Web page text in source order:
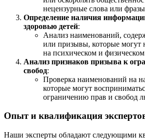
нецензурные слова или
Определение наличия
здоровью детей:
Анализ наименований,
или призывы, которые могут
на психическом и физическом
Анализ признаков призыва к
свобод:
Проверка наименований на
которые могут
ограничению прав и свобод
Опыт и квалификация
Наши эксперты обладают следующими